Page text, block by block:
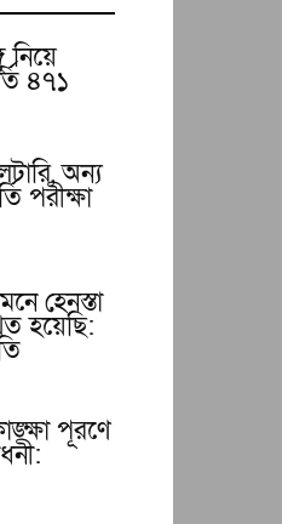
নিয়ে
৪৭১
অন্য
পরীক্ষা
হেনস্তা
হয়েছি:
পূরণে